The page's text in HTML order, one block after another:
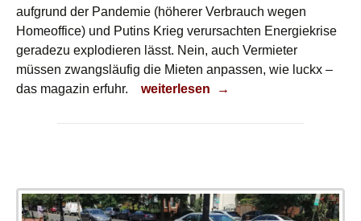
aufgrund der Pandemie (höherer Verbrauch wegen
Homeoffice) und Putins Krieg verursachten Energiekrise
geradezu explodieren lässt. Nein, auch Vermieter
müssen zwangsläufig die Mieten anpassen, wie luckx –
das magazin erfuhr.
Mieten steigen
weiterlesen →